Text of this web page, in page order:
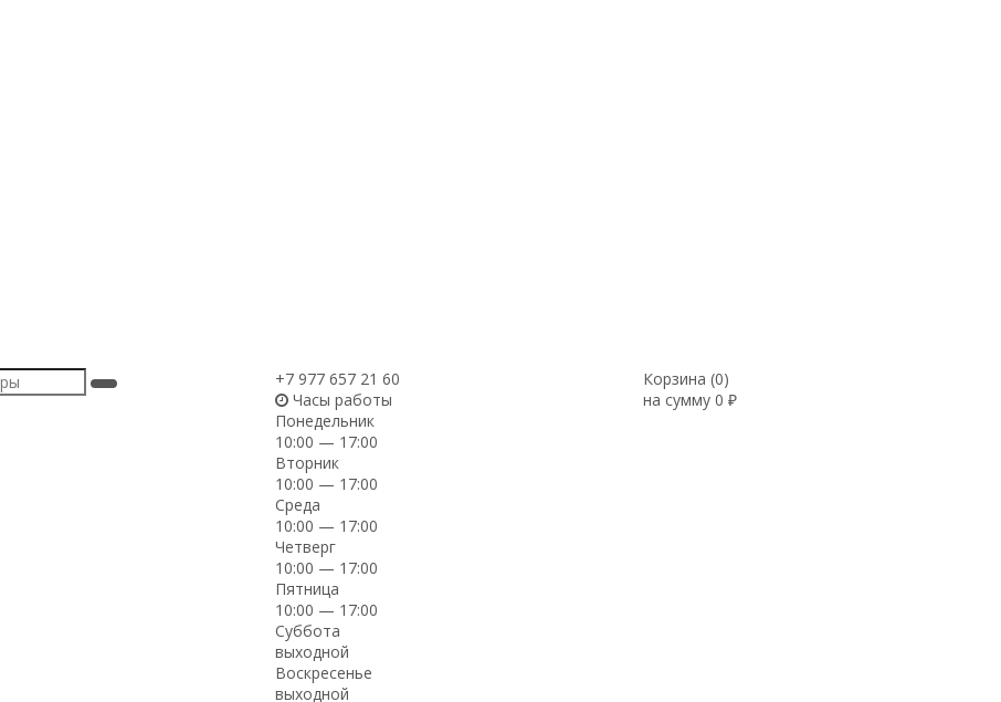
+7 977 657 21 60
Часы работы
Понедельник
10:00 — 17:00
Вторник
10:00 — 17:00
Среда
10:00 — 17:00
Четверг
10:00 — 17:00
Пятница
10:00 — 17:00
Суббота
выходной
Воскресенье
выходной
Корзина (0)
на сумму 0 ₽